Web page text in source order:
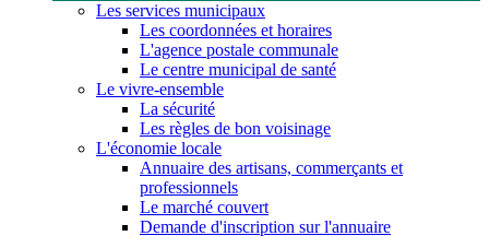
Les services municipaux
Les coordonnées et horaires
L'agence postale communale
Le centre municipal de santé
Le vivre-ensemble
La sécurité
Les règles de bon voisinage
L'économie locale
Annuaire des artisans, commerçants et
professionnels
Le marché couvert
Demande d'inscription sur l'annuaire